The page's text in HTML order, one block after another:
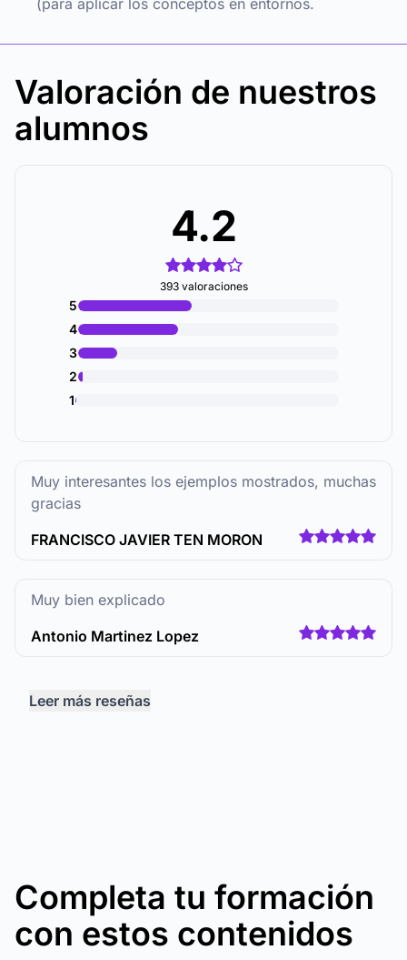
(para aplicar los conceptos en entornos.
Valoración de nuestros
alumnos
4.2
393 valoraciones
5
4
3
2
1
Muy interesantes los ejemplos mostrados, muchas
gracias
FRANCISCO JAVIER TEN MORON
Muy bien explicado
Antonio Martinez Lopez
Leer más reseñas
Completa tu formación
con estos contenidos